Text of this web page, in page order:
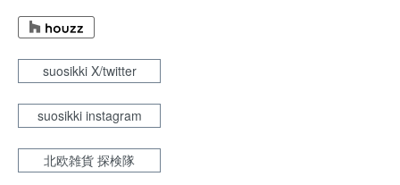
suosikki X/twitter
suosikki instagram
北欧雑貨 探検隊